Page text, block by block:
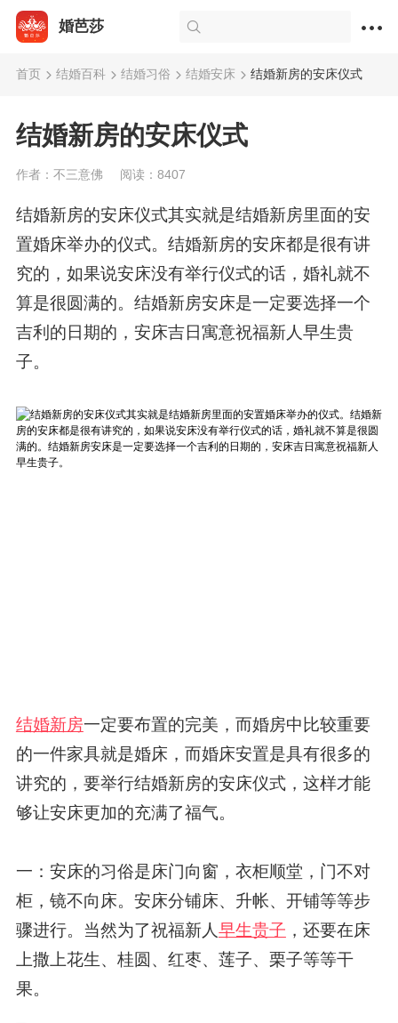
婚芭莎
首页 结婚百科 结婚习俗 结婚安床 结婚新房的安床仪式
结婚新房的安床仪式
作者：不三意佛 阅读：8407
结婚新房的安床仪式其实就是结婚新房里面的安
置婚床举办的仪式。结婚新房的安床都是很有讲
究的，如果说安床没有举行仪式的话，婚礼就不
算是很圆满的。结婚新房安床是一定要选择一个
吉利的日期的，安床吉日寓意祝福新人早生贵
子。
结婚新房一定要布置的完美，而婚房中比较重要
的一件家具就是婚床，而婚床安置是具有很多的
讲究的，要举行结婚新房的安床仪式，这样才能
够让安床更加的充满了福气。
一：安床的习俗是床门向窗，衣柜顺堂，门不对
柜，镜不向床。安床分铺床、升帐、开铺等等步
骤进行。当然为了祝福新人早生贵子 ，还要在床
上撒上花生、桂圆、红枣、莲子、栗子等等干
果。